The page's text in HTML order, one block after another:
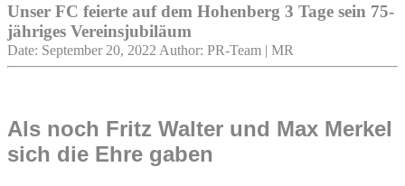
Unser FC feierte auf dem Hohenberg 3 Tage sein 75-
jähriges Vereinsjubiläum
Date: September 20, 2022 Author: PR-Team | MR
Als noch Fritz Walter und Max Merkel
sich die Ehre gaben